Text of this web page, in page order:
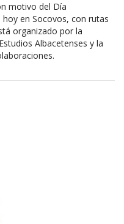
motivo del Día
en Socovos, con rutas
organizado por la
Albacetenses y la